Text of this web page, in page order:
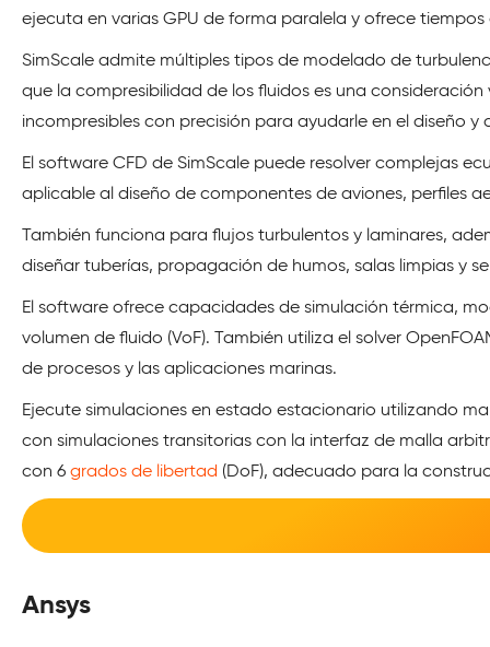
ejecuta en varias GPU de forma paralela y ofrece
SimScale admite múltiples tipos de modelado de
que la compresibilidad de los fluidos es una
incompresibles con precisión para ayudarle en el diseño
El software CFD de SimScale puede resolver complejas
aplicable al diseño de componentes de aviones, perfiles
También funciona para flujos turbulentos y laminares,
diseñar tuberías, propagación de humos, salas limpias y
El software ofrece capacidades de simulación térmica,
volumen de fluido (VoF). También utiliza el solver
de procesos y las aplicaciones marinas.
Ejecute simulaciones en estado estacionario utilizando
con simulaciones transitorias con la interfaz de malla
con 6 grados de libertad (DoF), adecuado para la
Ansys